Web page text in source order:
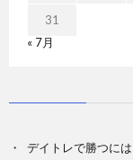
31
« 7月
デイトレで勝つに